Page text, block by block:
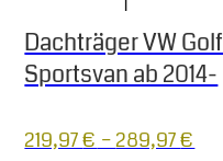
Dachträger VW Golf
Sportsvan ab 2014-
219,97€ –289,97€